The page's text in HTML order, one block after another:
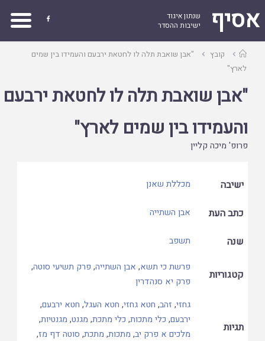
אסיף
שנתון איגוד
ישיבות ההסדר

עמוד
ראשי
קובץ
"אבן שואבת תלה לו לחטאת ירבעם והעמידו בין שמים
לארץ"
"אבן שואבת תלה לו לחטאת ירבעם
והעמידו בין שמים לארץ"
פרופ' מיכה קליין
ישיבה מכללת שאנן
כתב העת אבן השתייה
שנה תשפב
קטגוריות
פרשת כי תשא, אבן השתייה, פרק תשיעי סוטה,
פרק יא סנהדרין
תגיות
גחזי, זהב, חטא גחזי, חטא העגל, חטא ירבעם,
ירבעם, כלי מתכות, כלי מתכת, מגנט, מגנטיות,
מלכים א פרק יב, מתכות, מתכת, סוטה דף מז,